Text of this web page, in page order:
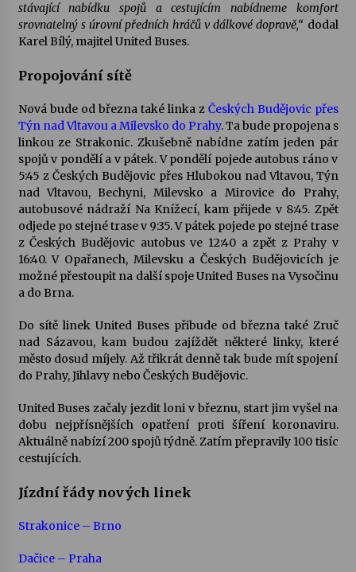
stávající nabídku spojů a cestujícím nabídneme komfort
srovnatelný s úrovní předních hráčů v dálkové dopravě,“ dodal
Karel Bílý, majitel United Buses.
Propojování sítě
Nová bude od března také linka z Českých Budějovic přes
Týn nad Vltavou a Milevsko do Prahy. Ta bude propojena s
linkou ze Strakonic. Zkušebně nabídne zatím jeden pár
spojů v pondělí a v pátek. V pondělí pojede autobus ráno v
5:45 z Českých Budějovic přes Hlubokou nad Vltavou, Týn
nad Vltavou, Bechyni, Milevsko a Mirovice do Prahy,
autobusové nádraží Na Knížecí, kam přijede v 8:45. Zpět
odjede po stejné trase v 9:35. V pátek pojede po stejné trase
z Českých Budějovic autobus ve 12:40 a zpět z Prahy v
16:40. V Opařanech, Milevsku a Českých Budějovicích je
možné přestoupit na další spoje United Buses na Vysočinu
a do Brna.
Do sítě linek United Buses přibude od března také Zruč
nad Sázavou, kam budou zajíždět některé linky, které
město dosud míjely. Až třikrát denně tak bude mít spojení
do Prahy, Jihlavy nebo Českých Budějovic.
United Buses začaly jezdit loni v březnu, start jim vyšel na
dobu nejpřísnějších opatření proti šíření koronaviru.
Aktuálně nabízí 200 spojů týdně. Zatím přepravily 100 tisíc
cestujících.
Jízdní řády nových linek
Strakonice – Brno
Dačice – Praha